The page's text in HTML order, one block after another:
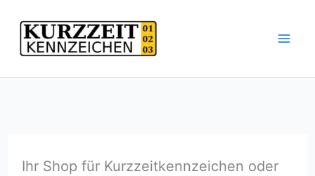
Inhalt
springen
Ihr Shop für Kurzzeitkennzeichen oder